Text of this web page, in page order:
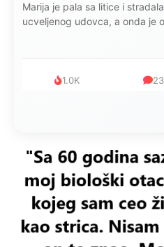
Marija je pala sa litice i
ucveljenog udovca, a onda je
1.0K